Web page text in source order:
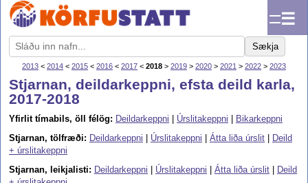
☰
Sækja
2013 < 2014 < 2015 < 2016 < 2017 < 2018 > 2019 > 2020 > 2021 > 2022 > 2023
Stjarnan, deildarkeppni, efsta deild karla,
2017-2018
Yfirlit tímabils, öll félög: Deildarkeppni Úrslitakeppni
Bikarkeppni
Stjarnan, tölfræði: Deildarkeppni Úrslitakeppni Átta liða úrslit
Deild
+ úrslitakeppni
Stjarnan, leikjalisti: Deildarkeppni Úrslitakeppni Átta liða úrslit
Deild